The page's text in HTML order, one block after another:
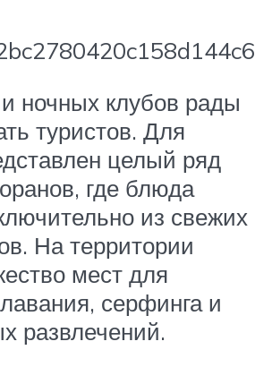
ночных клубов рады
туристов. Для
целый ряд
где блюда
из свежих
На территории
мест для
серфинга и
развлечений.